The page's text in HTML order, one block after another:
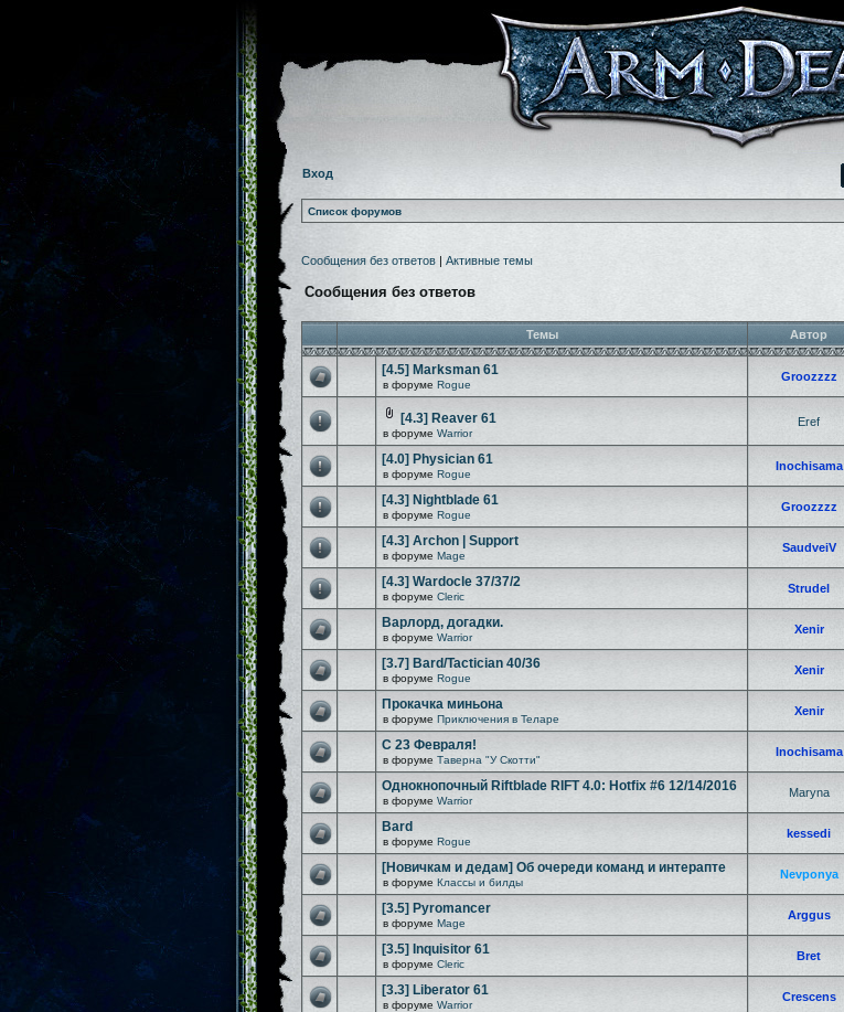
Вход
Список форумов
Сообщения без ответов | Активные темы
Сообщения без ответов
Темы Автор
[4.5] Marksman 61
в форуме Rogue
Groozzzz
[4.3] Reaver 61
в форуме Warrior
Eref
[4.0] Physician 61
в форуме Rogue
Inochisama
[4.3] Nightblade 61
в форуме Rogue
Groozzzz
[4.3] Archon | Support
в форуме Mage
SaudveiV
[4.3] Wardocle 37/37/2
в форуме Cleric
Strudel
Варлорд, догадки.
в форуме Warrior
Xenir
[3.7] Bard/Tactician 40/36
в форуме Rogue
Xenir
Прокачка миньона
в форуме Приключения в Теларе
Xenir
С 23 Февраля!
в форуме Таверна "У Скотти"
Inochisama
Однокнопочный Riftblade RIFT 4.0: Hotfix #6 12/14/2016
в форуме Warrior
Maryna
Bard
в форуме Rogue
kessedi
[Новичкам и дедам] Об очереди команд и интерапте
в форуме Классы и билды
Nevponya
[3.5] Pyromancer
в форуме Mage
Arggus
[3.5] Inquisitor 61
в форуме Cleric
Bret
[3.3] Liberator 61
в форуме Warrior
Crescens